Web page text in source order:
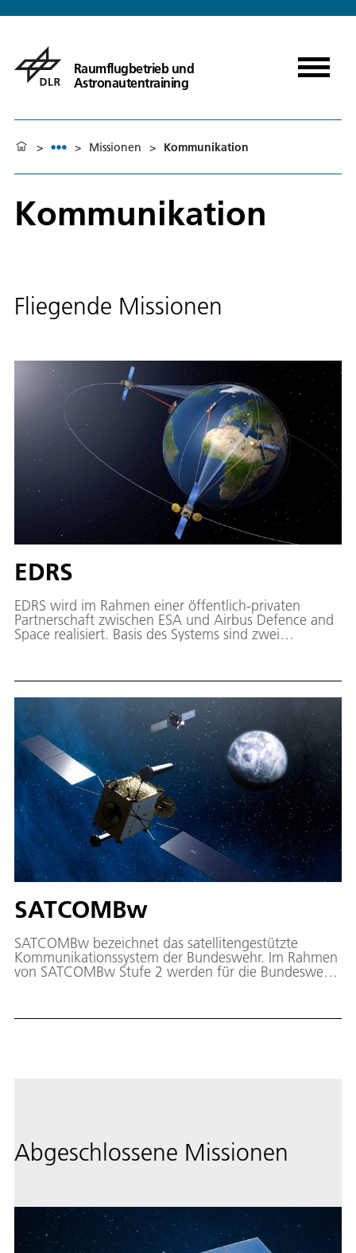
Raumflugbetrieb und
Astronautentraining
> > Missionen > Kommunikation
Kommunikation
Fliegende Missionen
EDRS
EDRS wird im Rahmen einer öffentlich-privaten
Partnerschaft zwischen ESA und Airbus Defence and
Space realisiert. Basis des Systems sind zwei
Erdbeobachtungssatelliten aufnehmen und nahezu in
SATCOMBw
SATCOMBw bezeichnet das satellitengestützte
Kommunikationssystem der Bundeswehr. Im Rahmen
von SATCOMBw Stufe 2 werden für die Bundeswehr
Abgeschlossene Missionen